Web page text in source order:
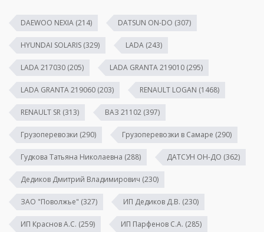
DAEWOO NEXIA (214) DATSUN ON-DO (307)
HYUNDAI SOLARIS (329) LADA (243)
LADA 217030 (205) LADA GRANTA 219010 (295)
LADA GRANTA 219060 (203) RENAULT LOGAN (1468)
RENAULT SR (313) ВАЗ 21102 (397)
Грузоперевозки (290) Грузоперевозки в Самаре (290)
Гудкова Татьяна Николаевна (288) ДАТСУН ОН-ДО (362)
Дедиков Дмитрий Владимирович (230)
ЗАО "Поволжье" (327) ИП Дедиков Д.В. (230)
ИП Краснов А.С. (259) ИП Парфенов С.А. (285)